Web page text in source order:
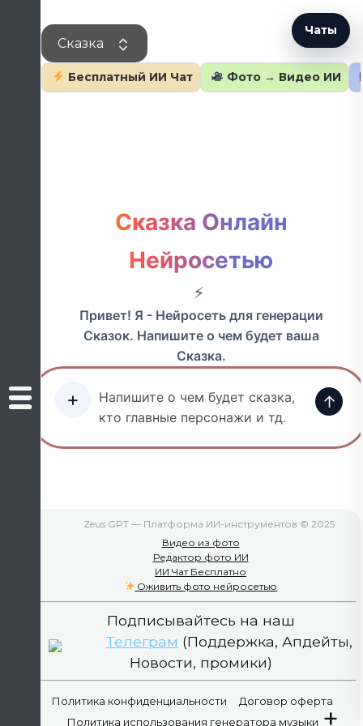
содержанию
Сказка
Бесплатный ИИ Чат Фото → Видео ИИ
Чаты
Сказка Онлайн
Нейросетью
Привет! Я - Нейросеть для генерации
Сказок. Напишите о чем будет ваша
Сказка.
+ ↑
Zeus GPT — Платформа ИИ-инструментов © 2025
Видео из фото
Редактор фото ИИ
ИИ Чат Бесплатно
Оживить фото нейросетью
Подписывайтесь на наш
Телеграм (Поддержка, Апдейты,
Новости, промики)
Политика конфиденциальности
Договор оферта
Политика использования генератора музыки +